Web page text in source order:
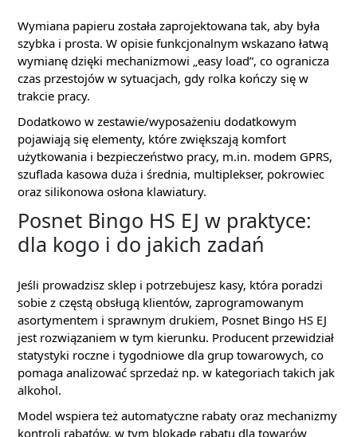
Wymiana papieru została zaprojektowana tak, aby była
szybka i prosta. W opisie funkcjonalnym wskazano łatwą
wymianę dzięki mechanizmowi „easy load”, co ogranicza
czas przestojów w sytuacjach, gdy rolka kończy się w
trakcie pracy.
Dodatkowo w zestawie/wyposażeniu dodatkowym
pojawiają się elementy, które zwiększają komfort
użytkowania i bezpieczeństwo pracy, m.in. modem GPRS,
szuflada kasowa duża i średnia, multiplekser, pokrowiec
oraz silikonowa osłona klawiatury.
Posnet Bingo HS EJ w praktyce:
dla kogo i do jakich zadań
Jeśli prowadzisz sklep i potrzebujesz kasy, która poradzi
sobie z częstą obsługą klientów, zaprogramowanym
asortymentem i sprawnym drukiem, Posnet Bingo HS EJ
jest rozwiązaniem w tym kierunku. Producent przewidział
statystyki roczne i tygodniowe dla grup towarowych, co
pomaga analizować sprzedaż np. w kategoriach takich jak
alkohol.
Model wspiera też automatyczne rabaty oraz mechanizmy
kontroli rabatów, w tym blokadę rabatu dla towarów